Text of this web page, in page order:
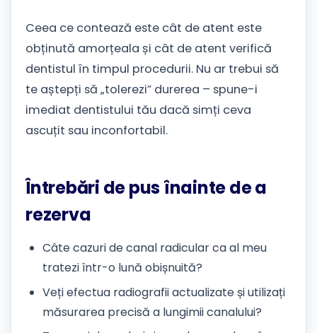
Ceea ce contează este cât de atent este
obținută amorțeala și cât de atent verifică
dentistul în timpul procedurii. Nu ar trebui să
te aștepți să „tolerezi” durerea – spune-i
imediat dentistului tău dacă simți ceva
ascuțit sau inconfortabil.
Întrebări de pus înainte de a
rezerva
Câte cazuri de canal radicular ca al meu
tratezi într-o lună obișnuită?
Veți efectua radiografii actualizate și utilizați
măsurarea precisă a lungimii canalului?